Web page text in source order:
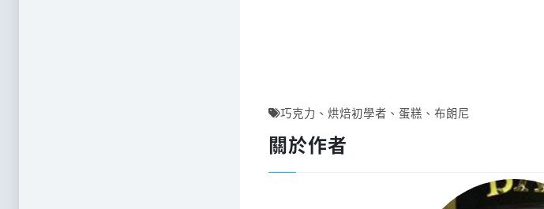
巧克力 、 烘焙初學者 、 蛋糕 、 布朗尼
關於作者